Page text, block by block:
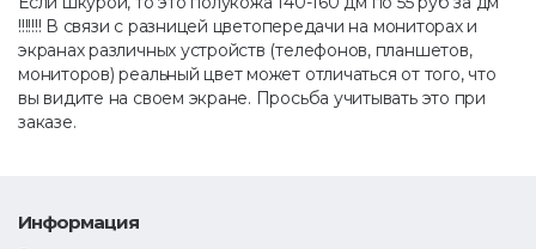
!!!!!!! В связи с разницей цветопередачи на мониторах и
экранах различных устройств (телефонов, планшетов,
мониторов) реальный цвет может отличаться от того, что
вы видите на своем экране. Просьба учитывать это при
заказе.
Информация